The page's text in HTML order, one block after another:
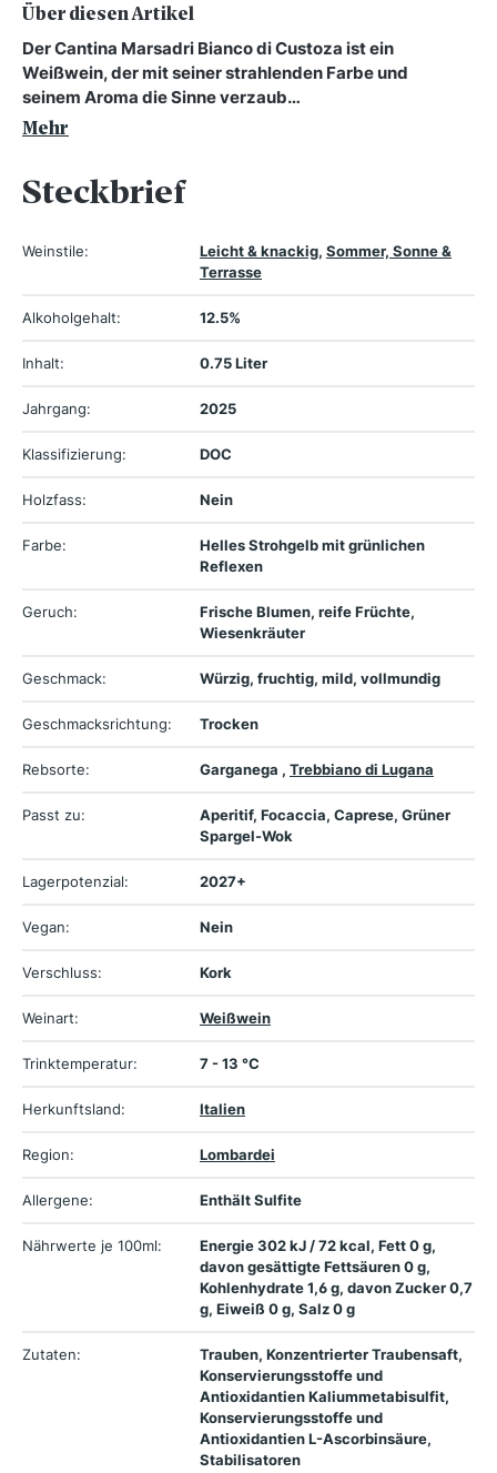
Über diesen Artikel
Der Cantina Marsadri Bianco di Custoza ist ein
Weißwein, der mit seiner strahlenden Farbe und
seinem Aroma die Sinne verzaub…
Mehr
Steckbrief
Weinstile: Leicht & knackig, Sommer, Sonne &
Terrasse
Alkoholgehalt: 12.5%
Inhalt: 0.75 Liter
Jahrgang: 2025
Klassifizierung: DOC
Holzfass: Nein
Farbe:
Helles Strohgelb mit grünlichen
Reflexen
Geruch:
Frische Blumen, reife Früchte,
Wiesenkräuter
Geschmack: Würzig, fruchtig, mild, vollmundig
Geschmacksrichtung: Trocken
Rebsorte: Garganega , Trebbiano di Lugana
Passt zu:
Aperitif, Focaccia, Caprese, Grüner
Spargel-Wok
Lagerpotenzial: 2027+
Vegan: Nein
Verschluss: Kork
Weinart: Weißwein
Trinktemperatur: 7 - 13 °C
Herkunftsland: Italien
Region: Lombardei
Allergene: Enthält Sulfite
Nährwerte je 100ml:
Energie 302 kJ / 72 kcal, Fett 0 g,
davon gesättigte Fettsäuren 0 g,
Kohlenhydrate 1,6 g, davon Zucker 0,7
g, Eiweiß 0 g, Salz 0 g
Zutaten:
Trauben, Konzentrierter Traubensaft,
Konservierungsstoffe und
Antioxidantien Kaliummetabisulfit,
Konservierungsstoffe und
Antioxidantien L-Ascorbinsäure,
Stabilisatoren